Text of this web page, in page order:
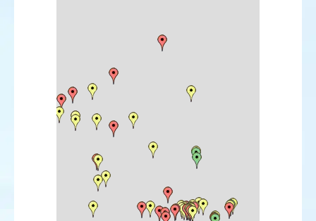
Chevalier grivelé
Chevalier de Sibérie
Phalarope de Wilson
Mouette atricille
Mouette de Bonaparte
Sterne fuligineuse
Sterne élégante
Sterne de Forster
Guillemot à miroir
Tourterelle orientale
Harfang des neiges